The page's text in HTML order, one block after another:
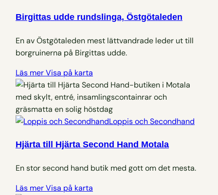
Birgittas udde rundslinga, Östgötaleden
En av Östgötaleden mest lättvandrade leder ut till
borgruinerna på Birgittas udde.
Läs merVisa på karta
Loppis och Secondhand
Hjärta till Hjärta Second Hand Motala
En stor second hand butik med gott om det mesta.
Läs merVisa på karta